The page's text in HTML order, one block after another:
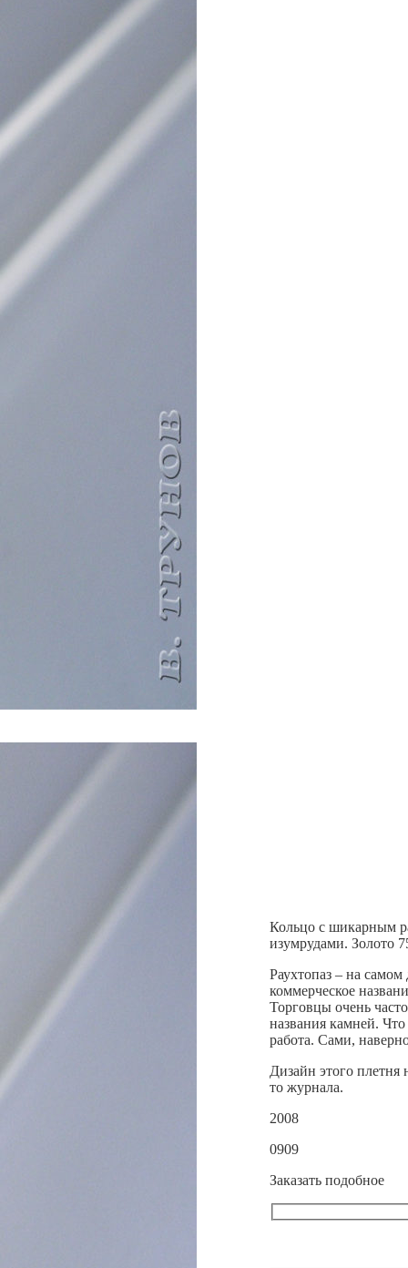
Кольцо с шикарным
изумрудами. Золото
Раухтопаз – на самом
коммерческое
Торговцы очень
названия камней.
работа. Сами,
Дизайн этого плетня
то журнала.
2008
0909
Заказать подобное